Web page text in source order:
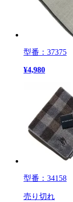
型番：37375
¥4,980
型番：34158
売り切れ